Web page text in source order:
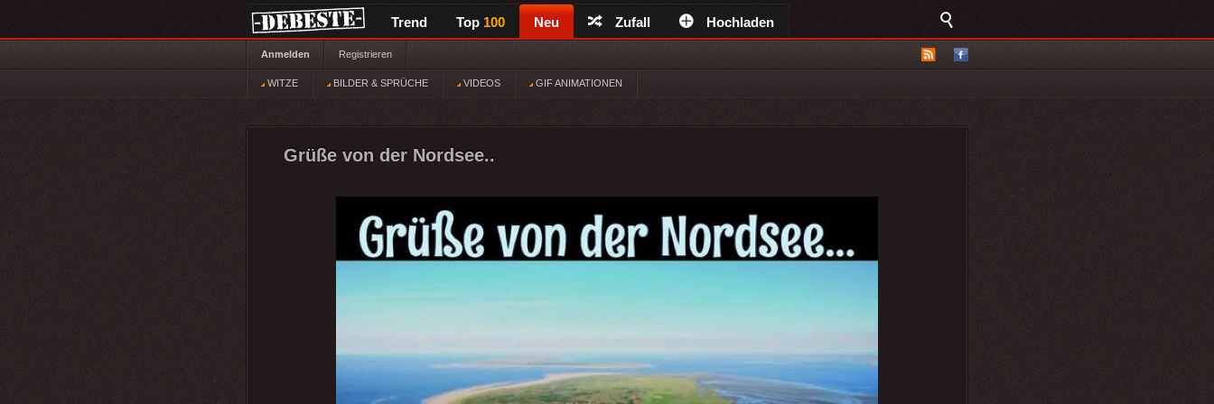
Trend Top 100 Neu Zufall Hochladen
Anmelden Registrieren
WITZE BILDER & SPRÜCHE VIDEOS GIF ANIMATIONEN
Grüße von der Nordsee..